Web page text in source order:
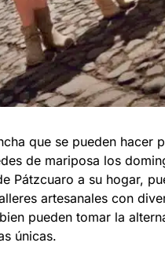
que se pueden hacer
de mariposa los
Pátzcuaro a su hogar,
artesanales con
pueden tomar la
únicas.